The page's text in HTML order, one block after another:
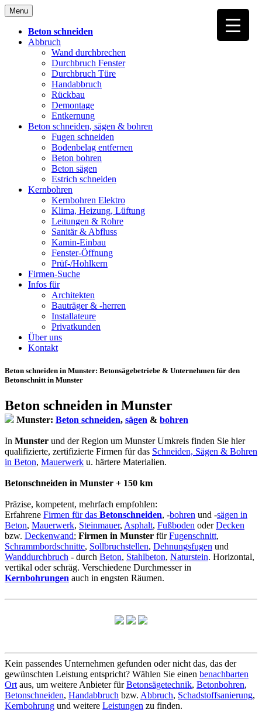
Skip
to
content
Menu
Beton schneiden
Abbruch
Wand durchbrechen
Durchbruch Fenster
Durchbruch Türe
Handabbruch
Rückbau
Demontage
Entkernung
Beton schneiden, sägen & bohren
Fugen schneiden
Bodenbelag entfernen
Beton bohren
Beton sägen
Estrich schneiden
Kernbohren
Kernbohren Elektro
Klima, Heizung, Lüftung
Leitungen & Rohre
Sanitär & Abfluss
Kamin-Einbau
Fenster-Öffnung
Prüf-/Hohlkern
Firmen-Suche
Infos für
Architekten
Bauträger & -herren
Installateure
Privatkunden
Über uns
Kontakt
Beton schneiden in Munster: Betonsägebetriebe & Unternehmen für den
Betonschnitt in Munster
Beton schneiden in Munster
Munster: Beton schneiden, sägen & bohren
In Munster und der Region um Munster Umkreis finden Sie hier
qualifizierte, zertifizierte Firmen für das Schneiden, Sägen & Bohren
in Beton, Mauerwerk u. härtere Materialien.
Betonschneiden in Munster + 150 km
Präzise, kompetent, mehrfach empfohlen:
Erfahrene Firmen für das Betonschneiden, -bohren und -sägen in
Beton, Mauerwerk, Steinmauer, Asphalt, Fußboden oderDecken
bzw. Deckenwand; Firmen in Munster fürFugenschnitt,
Schrammbordschnitte, Sollbruchstellen, Dehnungsfugen und
Wanddurchbruch - durch Beton, Stahlbeton, Naturstein. Horizontal,
vertikal oder schräg. Verschiedene Durchmesser in
Kernbohrungen auch in engsten Räumen.
Kein passendes Unternehmen gefunden oder nicht das, das der
gewünschten Leistung entspricht? Wählen Sie einen benachbarten
Ort aus, um weitere Anbieter fürBetonsägetechnik, Betonbohren,
Betonschneiden, Handabbruch bzw. Abbruch, Schadstoffsanierung,
Kernbohrung und weitere Leistungen zu finden.